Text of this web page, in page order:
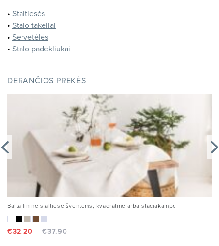
• Staltiesės
• Stalo takeliai
• Servetėlės
• Stalo padėkliukai
DERANČIOS PREKĖS
Balta lininė staltiesė šventėms, kvadratinė arba stačiakampė
€32.20 €37.90